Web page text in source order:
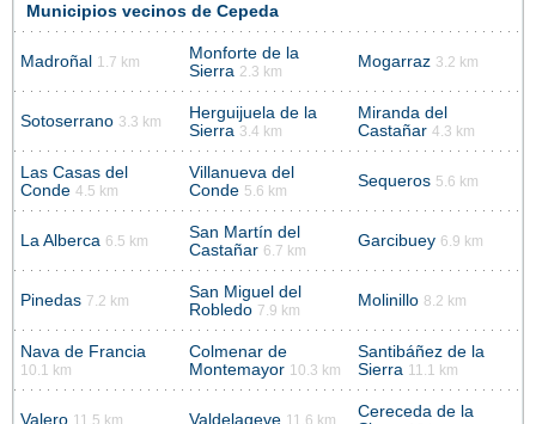
Municipios vecinos de Cepeda
Madroñal 1.7 km
Monforte de la
Sierra 2.3 km
Mogarraz 3.2 km
Sotoserrano 3.3 km
Herguijuela de la
Sierra 3.4 km
Miranda del
Castañar 4.3 km
Las Casas del
Conde 4.5 km
Villanueva del
Conde 5.6 km
Sequeros 5.6 km
La Alberca 6.5 km
San Martín del
Castañar 6.7 km
Garcibuey 6.9 km
Pinedas 7.2 km
San Miguel del
Robledo 7.9 km
Molinillo 8.2 km
Nava de Francia
10.1 km
Colmenar de
Montemayor 10.3 km
Santibáñez de la
Sierra 11.1 km
Valero 11.5 km Valdelageve 11.6 km
Cereceda de la